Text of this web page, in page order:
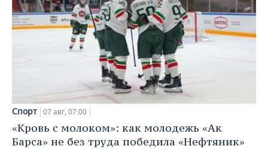
Спорт 07 авг, 07:00
«Кровь с молоком»: как молодежь «Ак
Барса» не без труда победила «Нефтяник»